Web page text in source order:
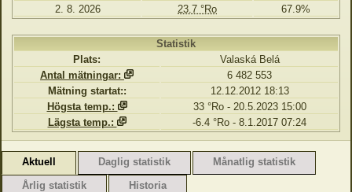
Statistik
Plats:
Valaská Belá
Antal mätningar:
6 482 553
Mätning startat::
12.12.2012 18:13
Högsta temp.:
33 °Ro - 20.5.2023 15:00
Lägsta temp.:
-6.4 °Ro - 8.1.2017 07:24
2. 8. 2026
23.7 °Ro 67.9%
Aktuell Daglig statistik
Månatlig statistik
Årlig statistik
Historia